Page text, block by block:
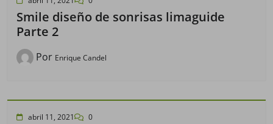
Smile diseño de sonrisas limaguide
Parte 2
Por Enrique Candel
abril 11, 2021 0